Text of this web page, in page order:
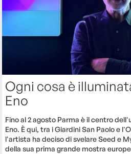
Ogni cosa è
Eno
Fino al 2 agosto Parma è il centro
Eno. È qui, tra i Giardini San Paolo e
l'artista ha deciso di svelare Seed e
della sua prima grande mostra